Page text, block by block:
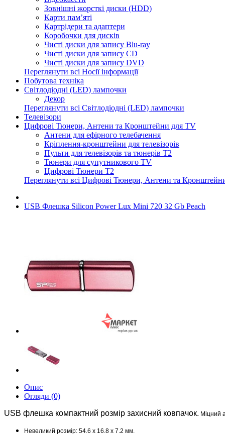
Зовнішні жорсткі диски (HDD)
Карти пам’яті
Картрідери та адаптери
Коробочки для дисків
Чисті диски для запису Blu-ray
Чисті диски для запису CD
Чисті диски для запису DVD
Переглянути всі Носії інформації
Побутова техніка
Світлодіодні (LED) лампочки
Декор
Переглянути всі Світлодіодні (LED) лампочки
Телевізори
Цифрові Тюнери, Антени та Кронштейни для TV
Антени для ефірного телебачення
Кріплення-кронштейни для телевізорів
Пульти для телевізорів та тюнерів T2
Тюнери для супутникового TV
Цифрові Тюнери T2
Переглянути всі Цифрові Тюнери, Антени та
USB Флешка Silicon Power Lux Mini 720 32 Gb Peach
Опис
Огляди (0)
USB флешка компактний розмір захисний ковпачок. Міцний
Невеликий розмір: 54.6 x 16.8 x 7.2 мм.